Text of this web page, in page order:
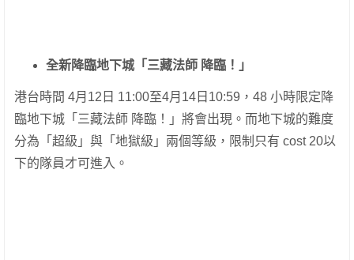
全新降臨地下城「三藏法師 降臨！」
港台時間 4月12日 11:00至4月14日10:59，48 小時限定降
臨地下城「三藏法師 降臨！」將會出現。而地下城的難度
分為「超級」與「地獄級」兩個等級，限制只有 cost 20以
下的隊員才可進入。